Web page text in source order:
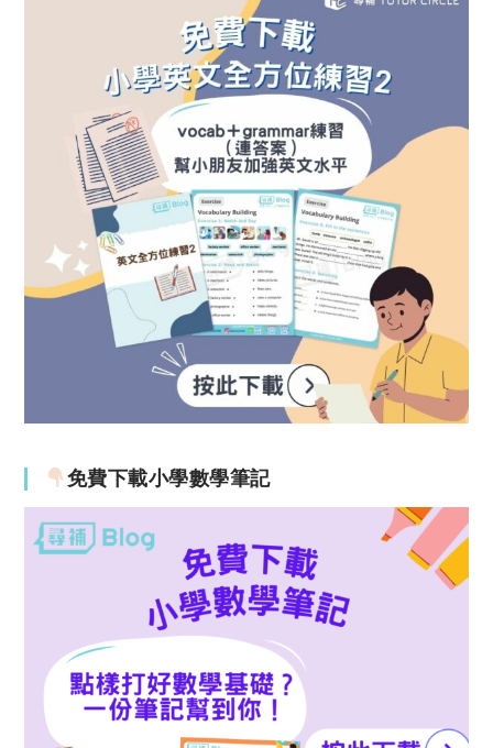
免費下載小學數學筆記